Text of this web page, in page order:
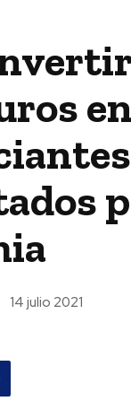
en
14 julio 2021